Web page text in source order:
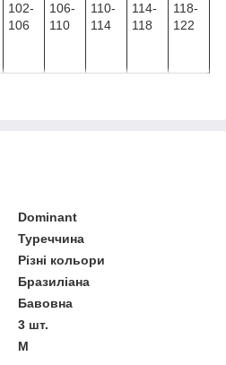
102-
106
106-
110
110-
114
114-
118
118-
122
Dominant
Туреччина
Різні кольори
Бразиліана
Бавовна
3 шт.
M